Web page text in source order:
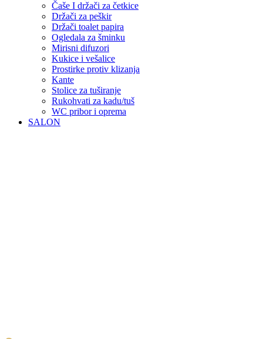
Čaše I držači za četkice
Držači za peškir
Držači toalet papira
Ogledala za šminku
Mirisni difuzori
Kukice i vešalice
Prostirke protiv klizanja
Kante
Stolice za tuširanje
Rukohvati za kadu/tuš
WC pribor i oprema
SALON